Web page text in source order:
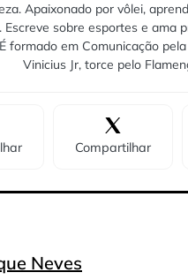
Apaixonado por vôlei,
Escreve sobre esportes e ama
formado em Comunicação
Vinicius Jr, torce pelo
Compartilhar
Neves